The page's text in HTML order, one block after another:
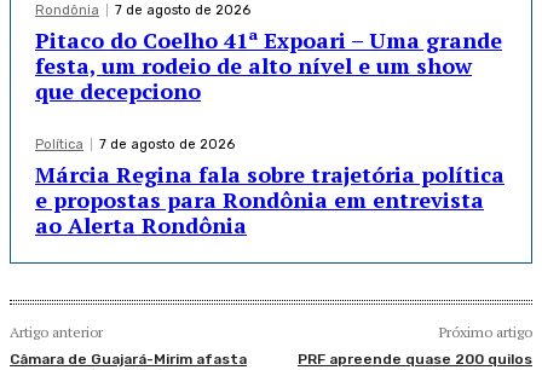
Rondônia 7 de agosto de 2026
Pitaco do Coelho 41ª Expoari – Uma grande
festa, um rodeio de alto nível e um show
que decepciono
Política 7 de agosto de 2026
Márcia Regina fala sobre trajetória política
e propostas para Rondônia em entrevista
ao Alerta Rondônia
Artigo anterior
Câmara de Guajará-Mirim afasta
Próximo artigo
PRF apreende quase 200 quilos